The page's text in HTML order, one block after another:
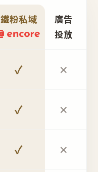
鐵粉私域
廣告
投放
✓ ✕
✓ ✕
✓ ✕